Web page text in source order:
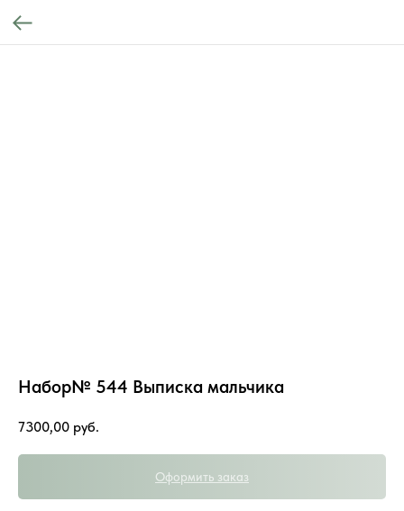
Набор№ 544 Выписка мальчика
7300,00 руб.
Оформить заказ